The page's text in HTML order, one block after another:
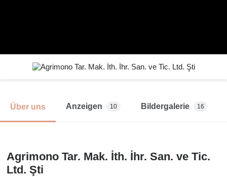
Über uns Anzeigen 10 Bildergalerie 16
Agrimono Tar. Mak. İth. İhr. San. ve Tic.
Ltd. Şti